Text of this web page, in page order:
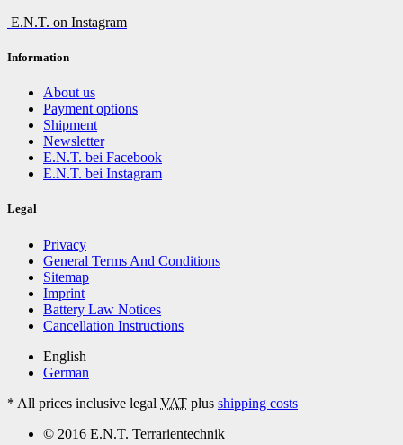
E.N.T. on Instagram
Information
About us
Payment options
Shipment
Newsletter
E.N.T. bei Facebook
E.N.T. bei Instagram
Legal
Privacy
General Terms And Conditions
Sitemap
Imprint
Battery Law Notices
Cancellation Instructions
English
German
* All prices inclusive legal VAT plus shipping costs
© 2016 E.N.T. Terrarientechnik